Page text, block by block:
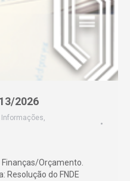
2026
Informações,
Orçamento.
Resolução do FNDE